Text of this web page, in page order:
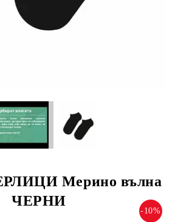
Мерино вълна
ЧЕРНИ
-10%